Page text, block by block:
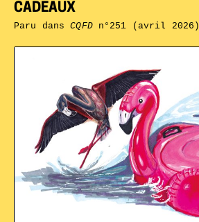
CADEAUX
Paru dansCQFDn°251 (avril 2026)